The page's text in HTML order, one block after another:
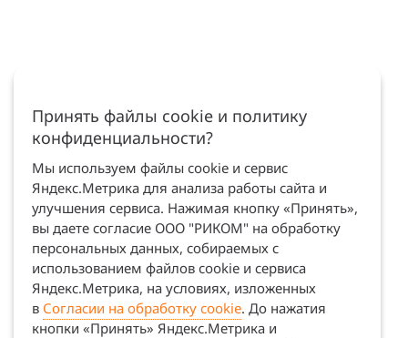
Принять файлы cookie и политику
конфиденциальности?
Мы используем файлы cookie и сервис
Яндекс.Метрика для анализа работы сайта и
улучшения сервиса. Нажимая кнопку «Принять»,
вы даете согласие ООО "РИКОМ" на обработку
персональных данных, собираемых с
использованием файлов cookie и сервиса
Яндекс.Метрика, на условиях, изложенных
в Согласии на обработку cookie. До нажатия
кнопки «Принять» Яндекс.Метрика и